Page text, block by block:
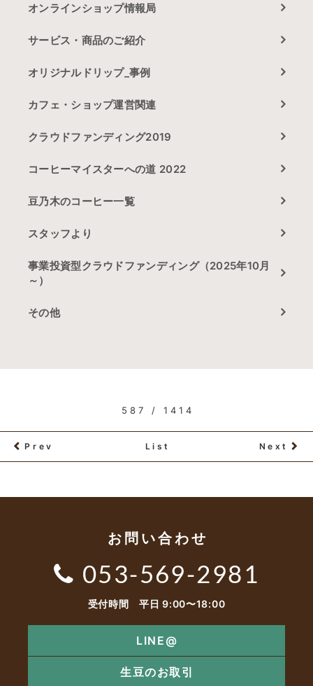
オンラインショップ情報局
サービス・商品のご紹介
オリジナルドリップ_事例
カフェ・ショップ運営関連
クラウドファンディング2019
コーヒーマイスターへの道 2022
豆乃木のコーヒー一覧
スタッフより
事業投資型クラウドファンディング（2025年10月
～）
その他
587 / 1414
Prev List Next
お問い合わせ
053-569-2981
受付時間 平日 9:00〜18:00
LINE@
生豆のお取引